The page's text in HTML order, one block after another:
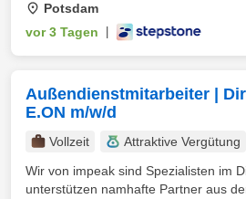
Potsdam
vor 3 Tagen
Außendienstmitarbeiter |
E.ON m/w/d
Vollzeit Attraktive Vergütung
Wir von impeak sind Spezialisten im
unterstützen namhafte Partner aus